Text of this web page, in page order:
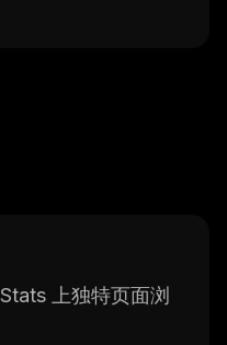
上独特页面浏